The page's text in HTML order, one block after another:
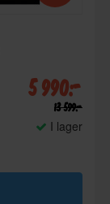
5 990:-
13 599:-
I lager